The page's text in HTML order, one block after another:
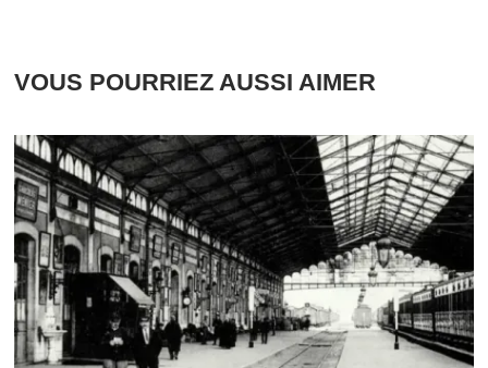
VOUS POURRIEZ AUSSI AIMER